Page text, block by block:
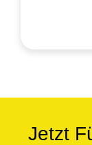
Jetzt